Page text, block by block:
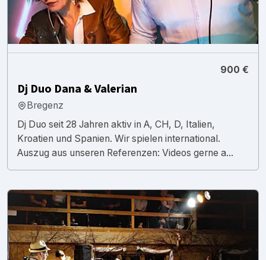
900 €
Dj Duo Dana & Valerian
Bregenz
Dj Duo seit 28 Jahren aktiv in A, CH, D, Italien,
Kroatien und Spanien. Wir spielen international.
Auszug aus unseren Referenzen: Videos gerne a...